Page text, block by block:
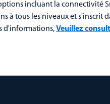
incluant la connectivité
à tous les niveaux et s'inscrit
d'informations,Veuillez